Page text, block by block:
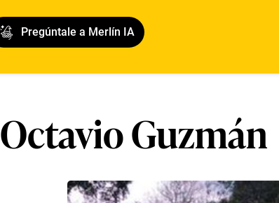
Pregúntale a Merlín IA
Octavio Guzmán